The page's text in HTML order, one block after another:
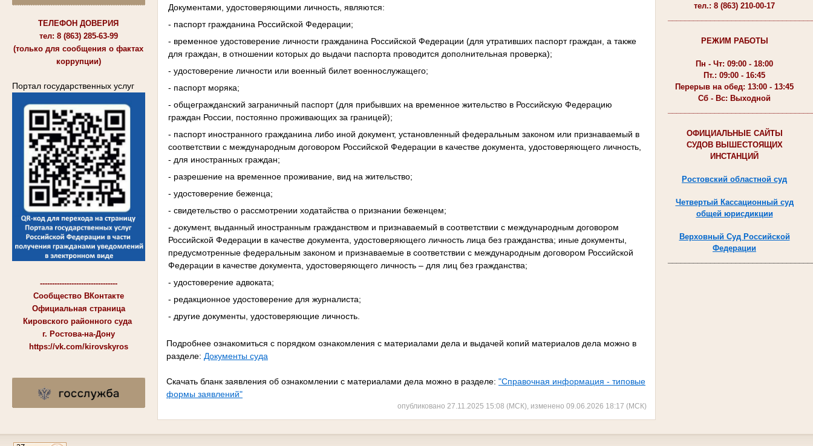
ТЕЛЕФОН ДОВЕРИЯ
тел: 8 (863) 285-63-99
(только для сообщения о фактах
коррупции)
Портал государственных услуг
--------------------------------
Сообщество ВКонтакте
Официальная страница
Кировского районного суда
г. Ростова-на-Дону
https://vk.com/kirovskyros
тел.: 8 (863) 210-00-17
РЕЖИМ РАБОТЫ
Пн - Чт: 09:00 - 18:00
Пт.: 09:00 - 16:45
Перерыв на обед: 13:00 - 13:45
Сб - Вс: Выходной
ОФИЦИАЛЬНЫЕ САЙТЫ
СУДОВ ВЫШЕСТОЯЩИХ
ИНСТАНЦИЙ
Ростовский областной суд
Четвертый Кассационный суд
общей юрисдикции
Верховный Суд Российской
Федерации
Документами, удостоверяющими личность, являются:
- паспорт гражданина Российской Федерации;
- временное удостоверение личности гражданина Российской Федерации (для утративших паспорт граждан, а также
для граждан, в отношении которых до выдачи паспорта проводится дополнительная проверка);
- удостоверение личности или военный билет военнослужащего;
- паспорт моряка;
- общегражданский заграничный паспорт (для прибывших на временное жительство в Российскую Федерацию
граждан России, постоянно проживающих за границей);
- паспорт иностранного гражданина либо иной документ, установленный федеральным законом или признаваемый в
соответствии с международным договором Российской Федерации в качестве документа, удостоверяющего личность,
- для иностранных граждан;
- разрешение на временное проживание, вид на жительство;
- удостоверение беженца;
- свидетельство о рассмотрении ходатайства о признании беженцем;
- документ, выданный иностранным гражданством и признаваемый в соответствии с международным договором
Российской Федерации в качестве документа, удостоверяющего личность лица без гражданства; иные документы,
предусмотренные федеральным законом и признаваемые в соответствии с международным договором Российской
Федерации в качестве документа, удостоверяющего личность – для лиц без гражданства;
- удостоверение адвоката;
- редакционное удостоверение для журналиста;
- другие документы, удостоверяющие личность.
Подробнее ознакомиться с порядком ознакомления с материалами дела и выдачей копий материалов дела можно в
разделе: Документы суда
Скачать бланк заявления об ознакомлении с материалами дела можно в разделе: "Справочная информация - типовые
формы заявлений"
опубликовано 27.11.2025 15:08 (МСК), изменено 09.06.2026 18:17 (МСК)